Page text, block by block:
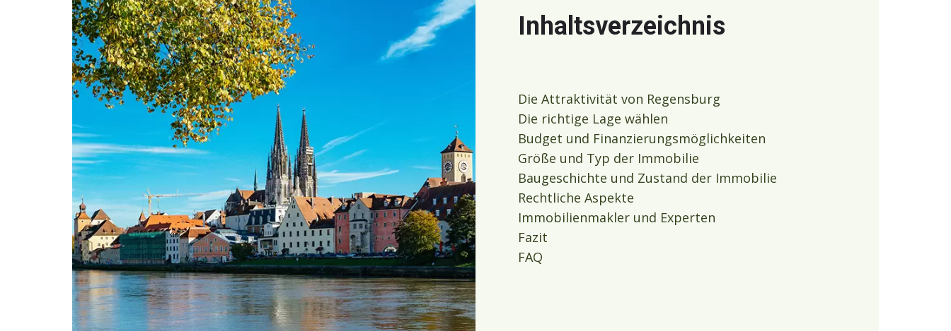
Inhaltsverzeichnis
Die Attraktivität von Regensburg
Die richtige Lage wählen
Budget und Finanzierungsmöglichkeiten
Größe und Typ der Immobilie
Baugeschichte und Zustand der Immobilie
Rechtliche Aspekte
Immobilienmakler und Experten
Fazit
FAQ